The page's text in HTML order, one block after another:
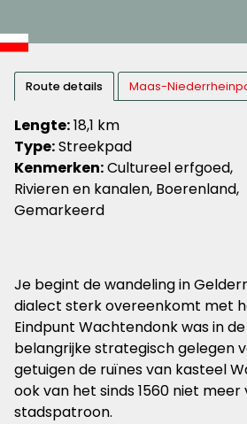
Route details Maas-
Lengte:18,1 km
Type:Streekpad
Kenmerken:Cultureel erfgoed,
Rivieren en kanalen, Boerenland,
Gemarkeerd
Je begint de wandeling in
dialect sterk overeenkomt met
Eindpunt Wachtendonk was in
belangrijke strategisch gelegen
getuigen de ruïnes van kasteel
ook van het sinds 1560 niet
stadspatroon.